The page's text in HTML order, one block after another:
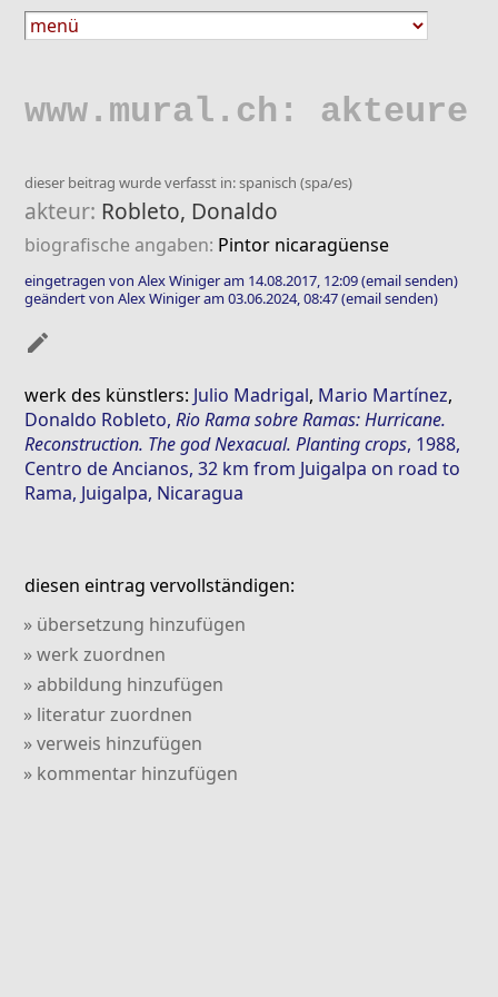
www.mural.ch: akteure
dieser beitrag wurde verfasst in: spanisch (spa/es)
akteur: Robleto, Donaldo
biografische angaben: Pintor nicaragüense
eingetragen von Alex Winiger am 14.08.2017, 12:09(email senden)
geändert von Alex Winiger am 03.06.2024, 08:47(email senden)
mode_edit
werk des künstlers: Julio Madrigal, Mario Martínez,
Donaldo Robleto,Rio Rama sobre Ramas: Hurricane.
Reconstruction. The god Nexacual. Planting crops, 1988,
Centro de Ancianos, 32 km from Juigalpa on road to
Rama, Juigalpa, Nicaragua
diesen eintrag vervollständigen:
» übersetzung hinzufügen
» werk zuordnen
» abbildung hinzufügen
» literatur zuordnen
» verweis hinzufügen
» kommentar hinzufügen